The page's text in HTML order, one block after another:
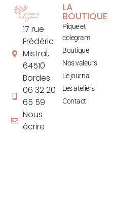
17 rue
Frédéric
Mistral,
64510
Bordes
06 32 20
65 59
Nous
écrire
LA
BOUTIQUE
Pique et
colegram
Boutique
Nos valeurs
Le journal
Les ateliers
Contact